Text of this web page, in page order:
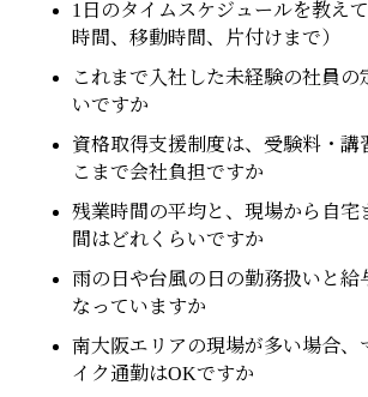
1日のタイムスケジュールを教え
時間、移動時間、片付けまで）
これまで入社した未経験の社員の
いですか
資格取得支援制度は、受験料・講
こまで会社負担ですか
残業時間の平均と、現場から自宅
間はどれくらいですか
雨の日や台風の日の勤務扱いと給
なっていますか
南大阪エリアの現場が多い場合、
イク通勤はOKですか